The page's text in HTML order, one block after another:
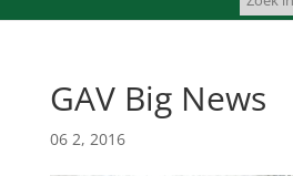
GAV Big News
06 2, 2016